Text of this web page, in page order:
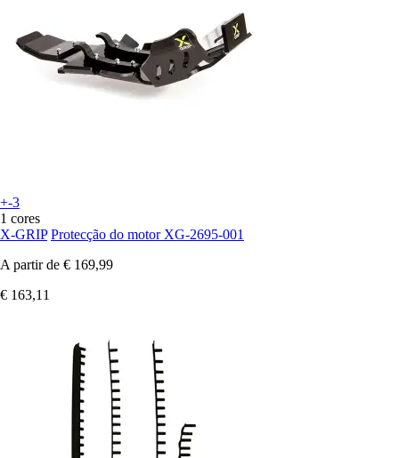
+-3
1 cores
X-GRIP Protecção do motor XG-2695-001
A partir de € 169,99
€ 163,11